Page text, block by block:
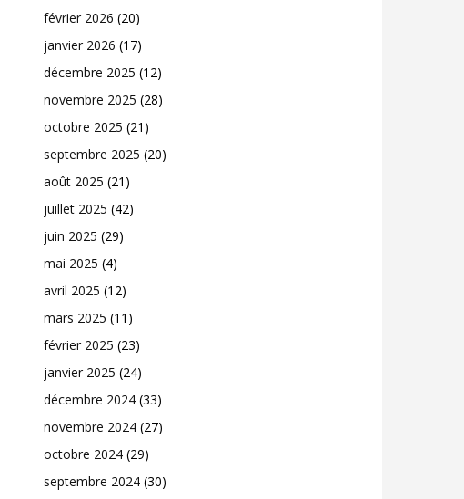
février 2026 (20)
janvier 2026 (17)
décembre 2025 (12)
novembre 2025 (28)
octobre 2025 (21)
septembre 2025 (20)
août 2025 (21)
juillet 2025 (42)
juin 2025 (29)
mai 2025 (4)
avril 2025 (12)
mars 2025 (11)
février 2025 (23)
janvier 2025 (24)
décembre 2024 (33)
novembre 2024 (27)
octobre 2024 (29)
septembre 2024 (30)